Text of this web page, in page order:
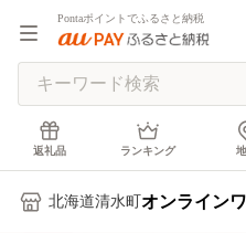
Pontaポイントでふるさと納税
返礼品 ランキング
北海道清水町 オンライン